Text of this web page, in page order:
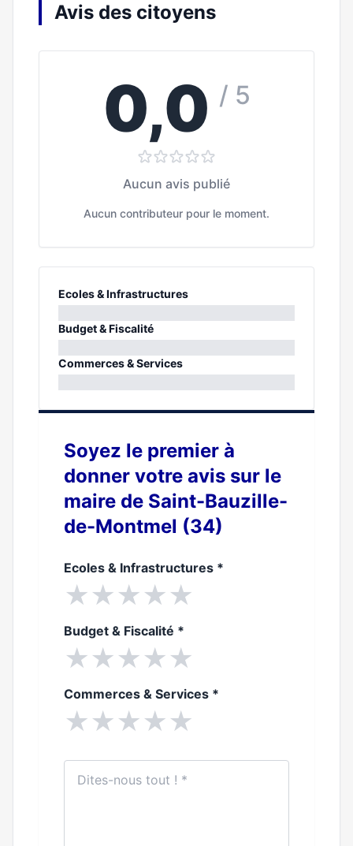
Avis des citoyens
0,0 / 5
Aucun avis publié
Aucun contributeur pour le moment.
Ecoles & Infrastructures
0%
Budget & Fiscalité
0%
Commerces & Services
Soyez le premier à
donner votre avis sur le
maire de Saint-Bauzille-
de-Montmel (34)
Ecoles & Infrastructures *
★★★★★
Budget & Fiscalité *
★★★★★
Commerces & Services *
★★★★★